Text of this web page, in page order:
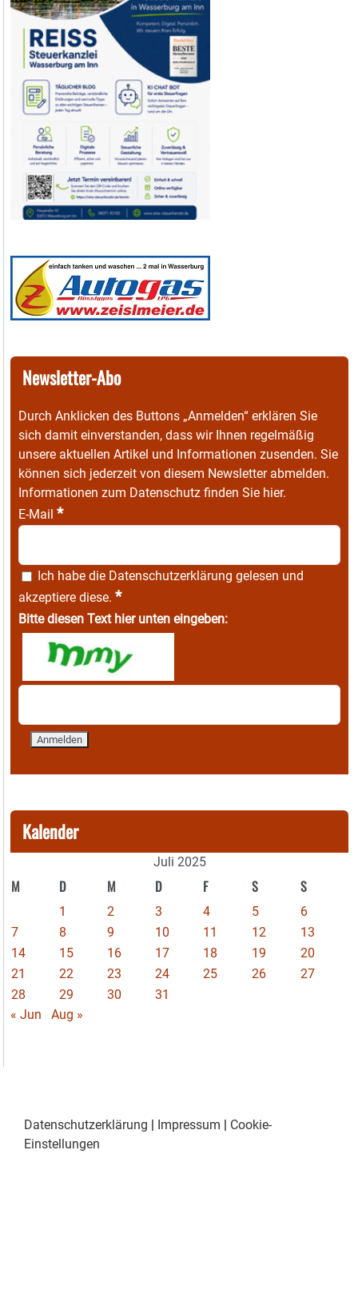
Newsletter-Abo
Durch Anklicken des Buttons „Anmelden“ erklären Sie
sich damit einverstanden, dass wir Ihnen regelmäßig
unsere aktuellen Artikel und Informationen zusenden. Sie
können sich jederzeit von diesem Newsletter abmelden.
Informationen zum Datenschutz finden Sie hier.
E-Mail *
Ich habe die Datenschutzerklärung gelesen und
akzeptiere diese. *
Bitte diesen Text hier unten eingeben:
Kalender
Juli 2025
M D M D F S S
1 2 3 4 5
6
7
8 9 10 11 12
13
14
15 16 17 18 19
20
21
22 23 24 25 26
27
28
29 30
31
« Jun
Aug »
Datenschutzerklärung | Impressum | Cookie-
Einstellungen